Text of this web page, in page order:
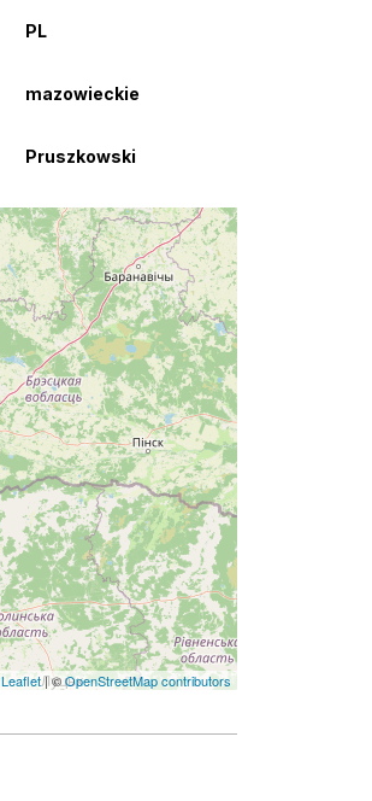
PL
mazowieckie
Pruszkowski
Leaflet| ©OpenStreetMap contributors